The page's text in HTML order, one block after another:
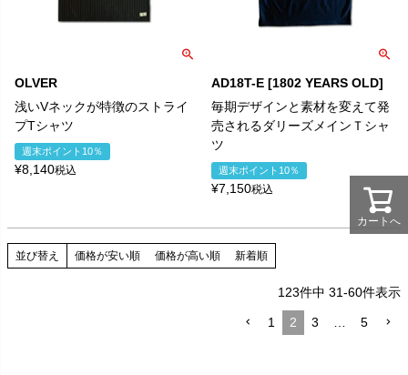
OLVER
浅いVネックが特徴のストライ
プTシャツ
週末ポイント10％
¥8,140税込
AD18T-E [1802 YEARS OLD]
毎期デザインと素材を変えて発
売されるダリーズメインＴシャ
ツ
週末ポイント10％
¥7,150税込
並び替え 価格が安い順 価格が高い順 新着順
123件中 31-60件表示
1 2 3 5
カートへ